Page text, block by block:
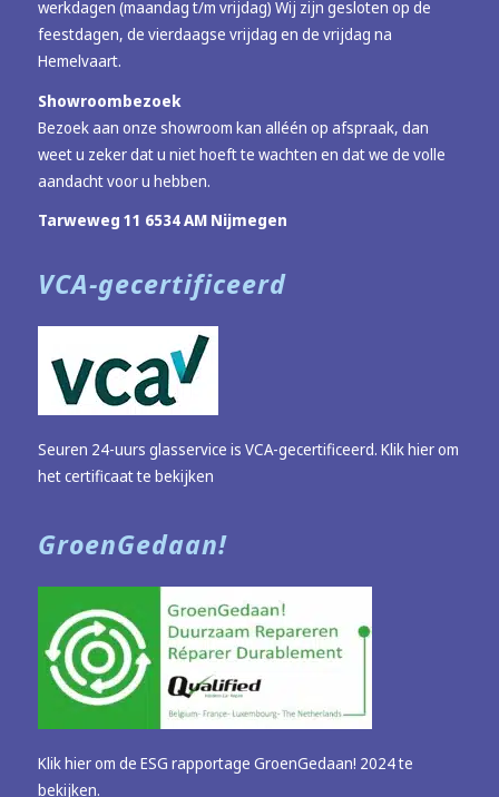
werkdagen (maandag t/m vrijdag) Wij zijn gesloten op de
feestdagen, de vierdaagse vrijdag en de vrijdag na
Hemelvaart.
Showroombezoek
Bezoek aan onze showroom kan alléén op afspraak, dan
weet u zeker dat u niet hoeft te wachten en dat we de volle
aandacht voor u hebben.
Tarweweg 11 6534 AM Nijmegen
VCA-gecertificeerd
Seuren 24-uurs glasservice is VCA-gecertificeerd. Klik hier om
het certificaat te bekijken
GroenGedaan!
Klik hier om de ESG rapportage GroenGedaan! 2024 te
bekijken.